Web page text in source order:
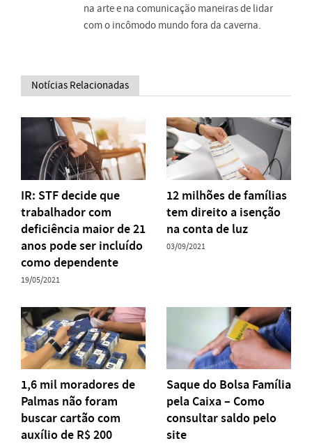
na arte e na comunicação maneiras de lidar
com o incômodo mundo fora da caverna.
Notícias Relacionadas
IR: STF decide que
trabalhador com
deficiência maior de 21
anos pode ser incluído
como dependente
19/05/2021
12 milhões de famílias
tem direito a isenção
na conta de luz
03/09/2021
1,6 mil moradores de
Palmas não foram
buscar cartão com
auxílio de R$ 200
Saque do Bolsa Família
pela Caixa – Como
consultar saldo pelo
site